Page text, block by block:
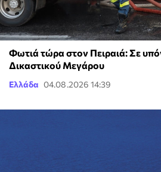
Φωτιά τώρα στον Πειραιά: Σε
Δικαστικού Μεγάρου
Ελλάδα 04.08.2026 14:39